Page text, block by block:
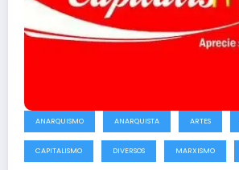
ANARQUISMO ANARQUISTA ARTES
CAPITALISMO DIVERSOS MARXISMO